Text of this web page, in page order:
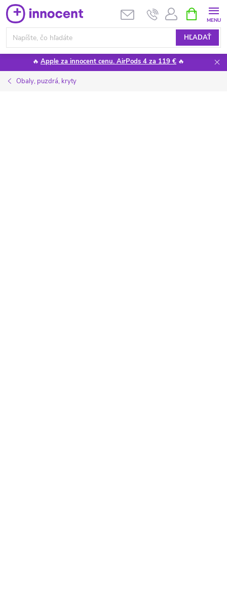
Prejsť
na
obsah
HĽADAŤ
KOŠÍK
🔥 Apple za innocent cenu. AirPods 4 za 119 € 🔥
Obaly, puzdrá, kryty